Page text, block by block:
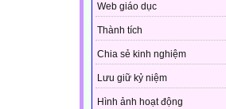
Web giáo dục
Thành tích
Chia sẻ kinh nghiệm
Lưu giữ kỷ niệm
Hình ảnh hoạt động